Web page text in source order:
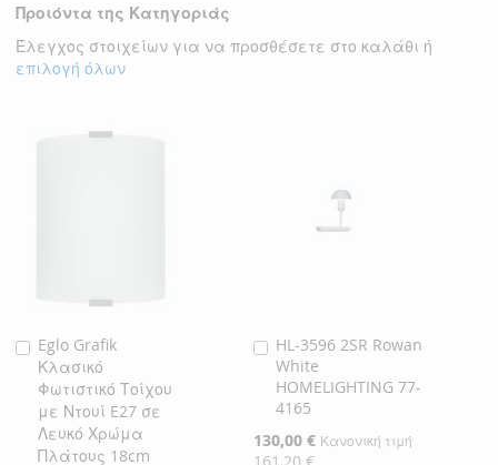
ΕΠΙΘΥΜΙΏΝ
Προιόντα της Κατηγοριάς
Έλεγχος στοιχείων για να προσθέσετε στο καλάθι ή
επιλογή όλων
Eglo Grafik
Κλασικό
Φωτιστικό Τοίχου
με Ντουί E27 σε
Λευκό Χρώμα
Πλάτους 18cm
Προσθήκη
στο
Καλάθι
HL-3596 2SR Rowan
White
HOMELIGHTING 77-
4165
Ειδική
Τιμή
130,00 € Κανονική τιμή
161,20 €
Προσθήκη
στο
Καλάθι